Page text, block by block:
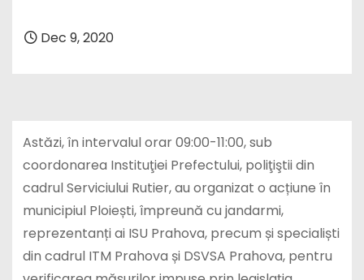
Dec 9, 2020
Astăzi, în intervalul orar 09:00-11:00, sub
coordonarea Instituţiei Prefectului, poliţiştii din
cadrul Serviciului Rutier, au organizat o acțiune în
municipiul Ploiești, împreună cu jandarmi,
reprezentanți ai ISU Prahova, precum și specialiști
din cadrul ITM Prahova și DSVSA Prahova, pentru